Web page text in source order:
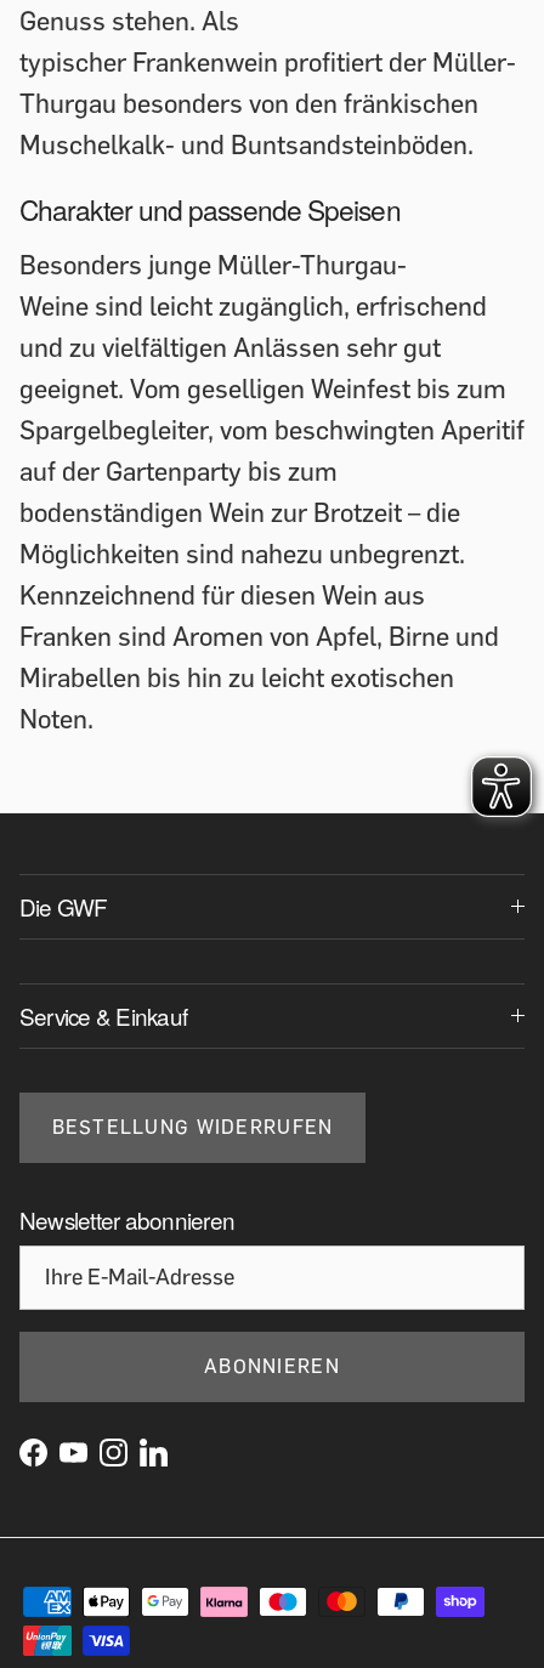
Genuss stehen. Als
typischer Frankenwein profitiert der Müller-
Thurgau besonders von den fränkischen
Muschelkalk- und Buntsandsteinböden.
Charakter und passende Speisen
Besonders junge Müller-Thurgau-
Weine sind leicht zugänglich, erfrischend
und zu vielfältigen Anlässen sehr gut
geeignet. Vom geselligen Weinfest bis zum
Spargelbegleiter, vom beschwingten Aperitif
auf der Gartenparty bis zum
bodenständigen Wein zur Brotzeit – die
Möglichkeiten sind nahezu unbegrenzt.
Kennzeichnend für diesen Wein aus
Franken sind Aromen von Apfel, Birne und
Mirabellen bis hin zu leicht exotischen
Noten.
Die GWF
Service & Einkauf
BESTELLUNG WIDERRUFEN
Newsletter abonnieren
ABONNIEREN